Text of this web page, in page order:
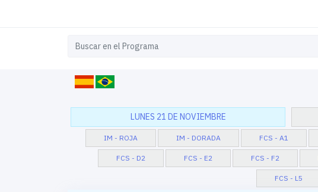
LUNES 21 DE NOVIEMBRE
IM - ROJA IM - DORADA FCS - A1
FCS - D2 FCS - E2 FCS - F2
FCS - L5